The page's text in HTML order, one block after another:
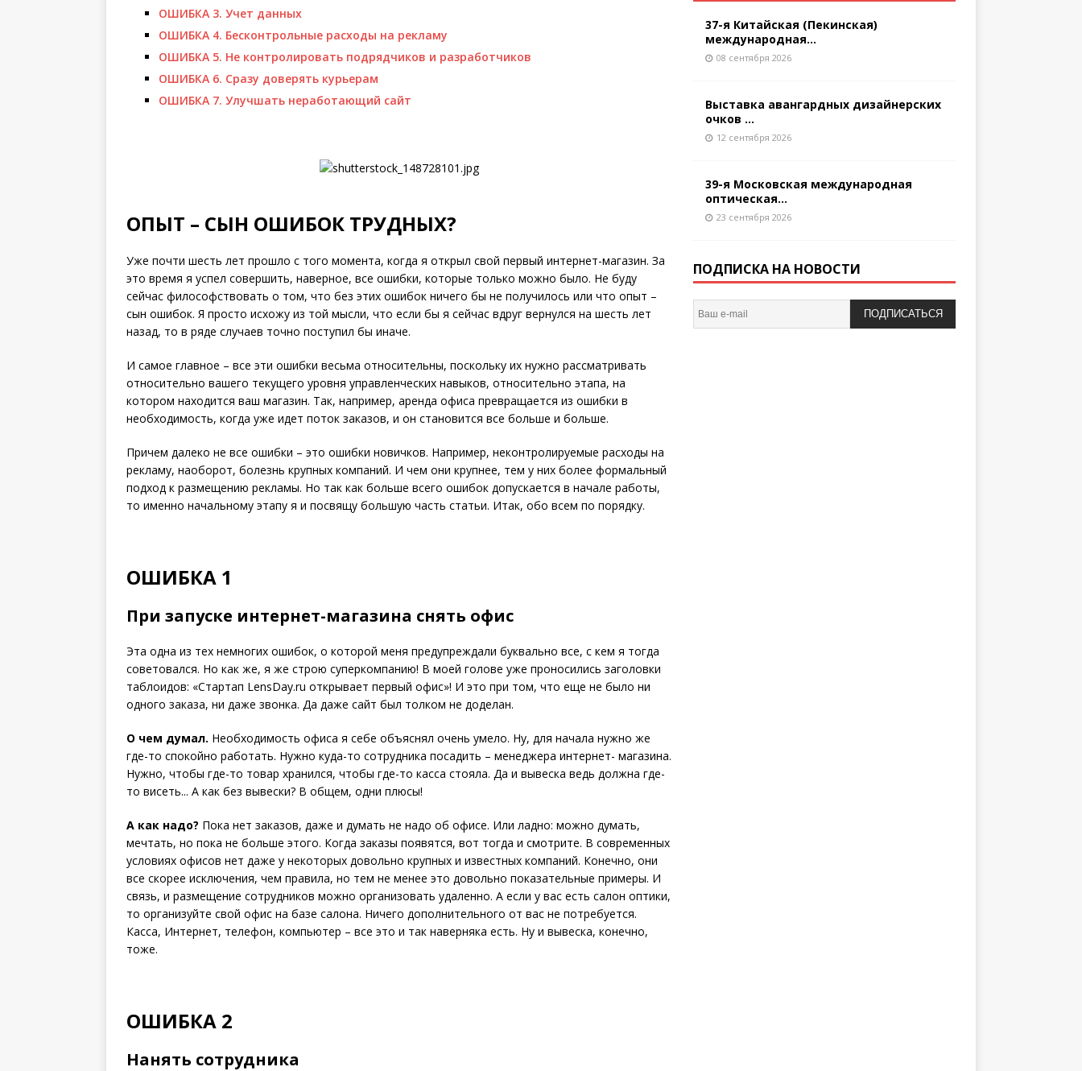
ОШИБКА 3. Учет данных
ОШИБКА 4. Бесконтрольные расходы на рекламу
ОШИБКА 5. Не контролировать подрядчиков и разработчиков
ОШИБКА 6. Сразу доверять курьерам
ОШИБКА 7. Улучшать неработающий сайт
ОПЫТ – СЫН ОШИБОК ТРУДНЫХ?
Уже почти шесть лет прошло с того момента, когда я открыл свой первый интернет-магазин. За
это время я успел совершить, наверное, все ошибки, которые только можно было. Не буду
сейчас философствовать о том, что без этих ошибок ничего бы не получилось или что опыт –
сын ошибок. Я просто исхожу из той мысли, что если бы я сейчас вдруг вернулся на шесть лет
назад, то в ряде случаев точно поступил бы иначе.
И самое главное – все эти ошибки весьма относительны, поскольку их нужно рассматривать
относительно вашего текущего уровня управленческих навыков, относительно этапа, на
котором находится ваш магазин. Так, например, аренда офиса превращается из ошибки в
необходимость, когда уже идет поток заказов, и он становится все больше и больше.
Причем далеко не все ошибки – это ошибки новичков. Например, неконтролируемые расходы на
рекламу, наоборот, болезнь крупных компаний. И чем они крупнее, тем у них более формальный
подход к размещению рекламы. Но так как больше всего ошибок допускается в начале работы,
то именно начальному этапу я и посвящу большую часть статьи. Итак, обо всем по порядку.
ОШИБКА 1
При запуске интернет-магазина снять офис
Эта одна из тех немногих ошибок, о которой меня предупреждали буквально все, с кем я тогда
советовался. Но как же, я же строю суперкомпанию! В моей голове уже проносились заголовки
таблоидов: «Стартап LensDay.ru открывает первый офис»! И это при том, что еще не было ни
одного заказа, ни даже звонка. Да даже сайт был толком не доделан.
О чем думал. Необходимость офиса я себе объяснял очень умело. Ну, для начала нужно же
где-то спокойно работать. Нужно куда-то сотрудника посадить – менеджера интернет- магазина.
Нужно, чтобы где-то товар хранился, чтобы где-то касса стояла. Да и вывеска ведь должна где-
то висеть... А как без вывески? В общем, одни плюсы!
А как надо? Пока нет заказов, даже и думать не надо об офисе. Или ладно: можно думать,
мечтать, но пока не больше этого. Когда заказы появятся, вот тогда и смотрите. В современных
условиях офисов нет даже у некоторых довольно крупных и известных компаний. Конечно, они
все скорее исключения, чем правила, но тем не менее это довольно показательные примеры. И
связь, и размещение сотрудников можно организовать удаленно. А если у вас есть салон оптики,
то организуйте свой офис на базе салона. Ничего дополнительного от вас не потребуется.
Касса, Интернет, телефон, компьютер – все это и так наверняка есть. Ну и вывеска, конечно,
тоже.
ОШИБКА 2
Нанять сотрудника
37-я Китайская (Пекинская)
международная...
08 сентября 2026
Выставка авангардных дизайнерских
очков ...
12 сентября 2026
39-я Московская международная
оптическая...
23 сентября 2026
ПОДПИСКА НА НОВОСТИ
ПОДПИСАТЬСЯ